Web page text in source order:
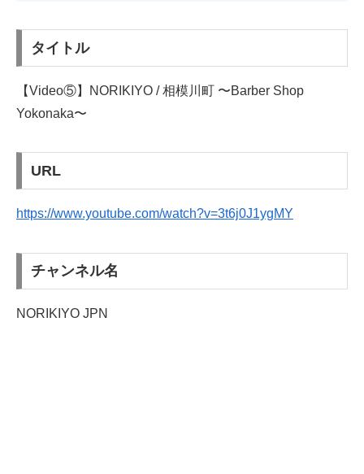
タイトル
【Video⑤】NORIKIYO / 相模川町 〜Barber Shop
Yokonaka〜
URL
https://www.youtube.com/watch?v=3t6j0J1ygMY
チャンネル名
NORIKIYO JPN